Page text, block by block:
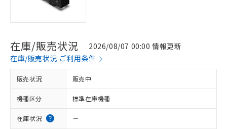
在庫/販売状況
2026/08/07 00:00 情報更新
在庫/販売状況 ご利用条件
販売状況 販売中
機種区分 標準在庫機種
在庫状況 －